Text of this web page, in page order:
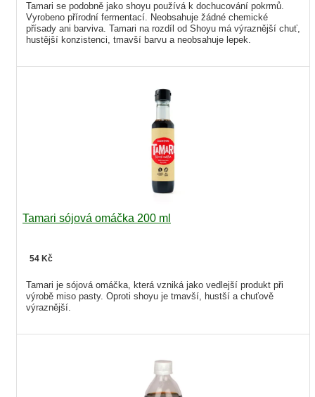
Tamari se podobně jako shoyu používá k dochucování pokrmů.
Vyrobeno přírodní fermentací. Neobsahuje žádné chemické
přísady ani barviva. Tamari na rozdíl od Shoyu má výraznější chuť,
hustější konzistenci, tmavší barvu a neobsahuje lepek.
Tamari sójová omáčka 200 ml
54 Kč
Tamari je sójová omáčka, která vzniká jako vedlejší produkt při
výrobě miso pasty. Oproti shoyu je tmavší, hustší a chuťově
výraznější.